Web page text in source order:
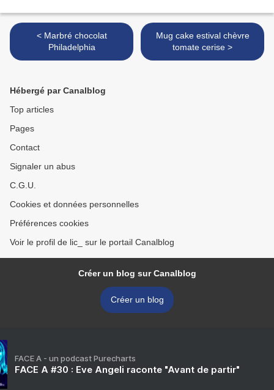
< Marbré chocolat
Philadelphia
Mug cake estival chèvre
tomate cerise >
Hébergé par Canalblog
Top articles
Pages
Contact
Signaler un abus
C.G.U.
Cookies et données personnelles
Préférences cookies
Voir le profil de lic_ sur le portail Canalblog
Créer un blog sur Canalblog
Créer un blog
FACE A - un podcast Purecharts
FACE A #30 : Eve Angeli raconte "Avant de partir"